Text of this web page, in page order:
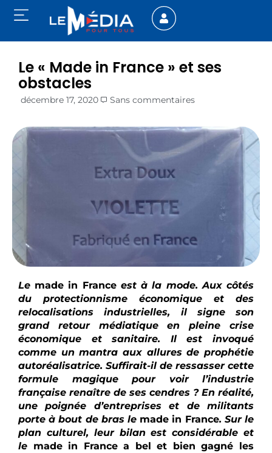
Le « Made in France » et ses
obstacles
décembre 17, 2020 Sans commentaires
Le made in Franceest à la mode. Aux côtés
du protectionnisme économique et des
relocalisations industrielles, il signe son
grand retour médiatique en pleine crise
économique et sanitaire. Il est invoqué
comme un mantra aux allures de prophétie
autoréalisatrice. Suffirait-il de ressasser cette
formule magique pour voir l’industrie
française renaître de ses cendres ? En réalité,
une poignée d’entreprises et de militants
porte à bout de bras le made in France. Sur le
plan culturel, leur bilan est considérable et
le made in France a bel et bien gagné les